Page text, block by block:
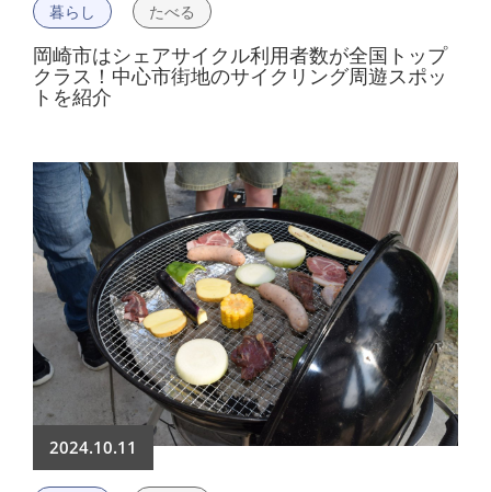
暮らし たべる
岡崎市はシェアサイクル利用者数が全国トップ
クラス！中心市街地のサイクリング周遊スポッ
トを紹介
2024.10.11